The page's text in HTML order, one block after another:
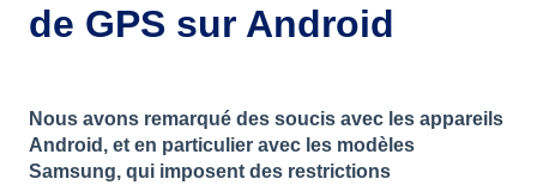
de GPS sur Android
Nous avons remarqué des soucis avec les appareils
Android, et en particulier avec les modèles
Samsung, qui imposent des restrictions